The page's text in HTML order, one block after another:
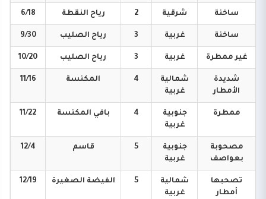
ساخنة شرقية 2 رياح النقطة 6/18
ساخنة غربية 3 رياح الصليب 9/30
غير ممطرة غربية 3 رياح الصليب 10/20
شديدة
الأمطار
شمالية
غربية
4 المكنسة 11/16
ممطرة
جنوبية
غربية
4 بافي المكنسة 11/22
مصحوبة
بعواصف
جنوبية
غربية
5 قاسم 12/4
تصحبها
أمطار
شمالية
غربية
5 الفيضة الصغيرة 12/19